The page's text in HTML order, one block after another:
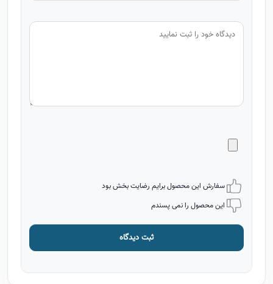
سفارش این محصول برایم رضایت بخش بود
این محصول را نمی پسندم
ثبت دیدگاه